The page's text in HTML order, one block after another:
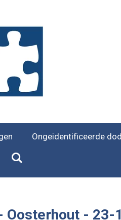
Ongeidentificeerde
Oosterhout - 23-